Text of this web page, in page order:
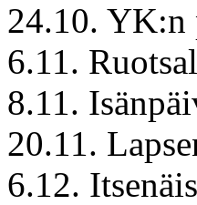
24.10. YK:n
6.11.
8.11.
20.11.
6.12.